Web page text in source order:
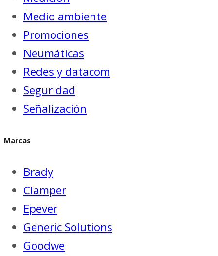
Medio ambiente
Promociones
Neumáticas
Redes y datacom
Seguridad
Señalización
Marcas
Brady
Clamper
Epever
Generic Solutions
Goodwe